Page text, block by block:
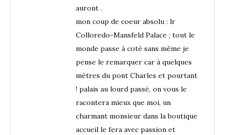
auront .
mon coup de coeur absolu : lr
Colloredo-Mansfeld Palace ; tout le
monde passe à coté sans même je
pense le remarquer car à quelques
mètres du pont Charles et pourtant
! palais au lourd passé, on vous le
racontera mieux que moi, un
charmant monsieur dans la boutique
accueil le fera avec passion et